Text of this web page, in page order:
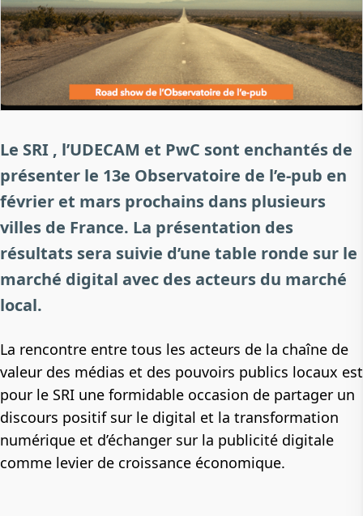
Le SRI , l’UDECAM et PwC sont enchantés de
présenter le 13e Observatoire de l’e-pub en
février et mars prochains dans plusieurs
villes de France. La présentation des
résultats sera suivie d’une table ronde sur le
marché digital avec des acteurs du marché
local.
La rencontre entre tous les acteurs de la chaîne de
valeur des médias et des pouvoirs publics locaux est
pour le SRI une formidable occasion de partager un
discours positif sur le digital et la transformation
numérique et d’échanger sur la publicité digitale
comme levier de croissance économique.